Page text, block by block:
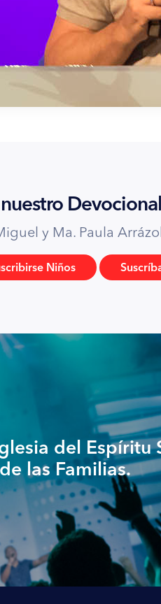
y Ma. Paula
Niños
del Espíritu
las Familias.